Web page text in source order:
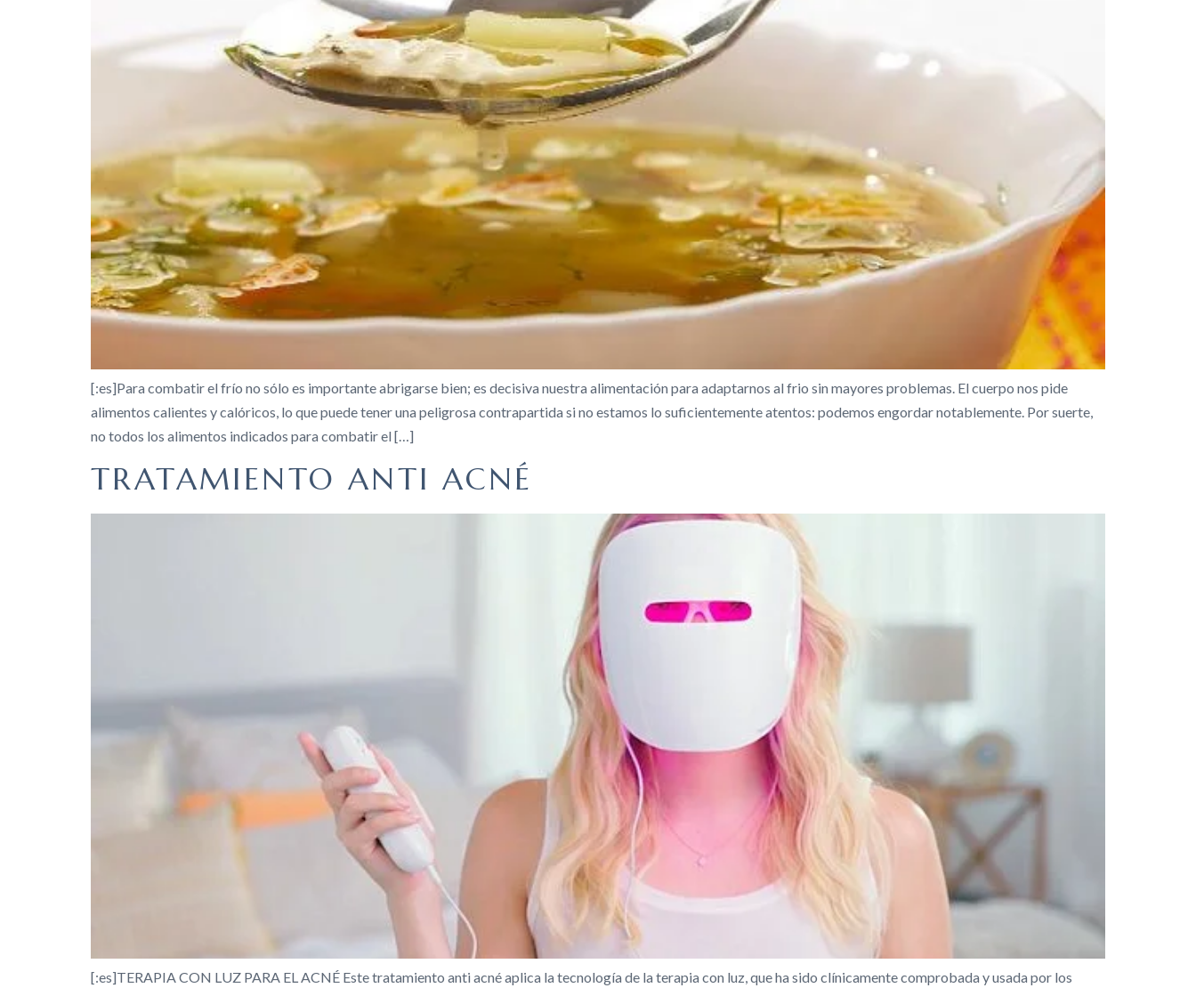
[:es]Para combatir el frío no sólo es importante abrigarse bien; es decisiva nuestra alimentación para adaptarnos al frio sin mayores problemas. El cuerpo nos pide
alimentos calientes y calóricos, lo que puede tener una peligrosa contrapartida si no estamos lo suficientemente atentos: podemos engordar notablemente. Por suerte,
no todos los alimentos indicados para combatir el […]
TRATAMIENTO ANTI ACNÉ
[:es]TERAPIA CON LUZ PARA EL ACNÉ Este tratamiento anti acné aplica la tecnología de la terapia con luz, que ha sido clínicamente comprobada y usada por los